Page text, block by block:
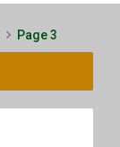
Page 3